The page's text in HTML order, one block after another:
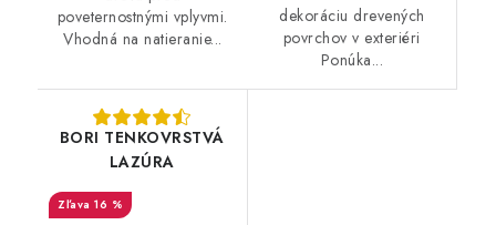
poveternostnými vplyvmi.
Vhodná na natieranie...
dekoráciu drevených
povrchov v exteriéri
Ponúka...
BORI TENKOVRSTVÁ
LAZÚRA
16 %